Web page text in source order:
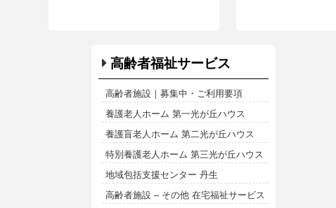
高齢者福祉サービス
高齢者施設｜募集中・ご利用要項
養護老人ホーム 第一光が丘ハウス
養護盲老人ホーム 第二光が丘ハウス
特別養護老人ホーム 第三光が丘ハウス
地域包括支援センター 丹生
高齢者施設 – その他 在宅福祉サービス